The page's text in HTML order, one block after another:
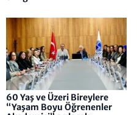
60 Yaş ve Üzeri Bireylere
“Yaşam Boyu Öğrenenler